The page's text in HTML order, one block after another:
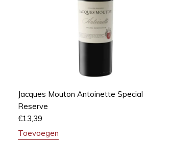
Jacques Mouton Antoinette Special
Reserve
€13,39
Toevoegen